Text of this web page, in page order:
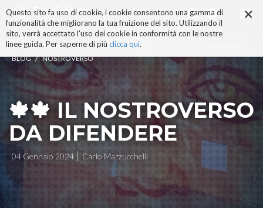
×
Questo sito fa uso di cookie, i cookie consentono una gamma di
funzionalità che migliorano la tua fruizione del sito. Utilizzando il
sito, verrà accettato l'uso dei cookie in conformità con le nostre
linee guida. Per saperne di più clicca qui.
ai
contenuti.
|
navigazione
BLOG / NOSTROVERSO
🍁🍁 IL NOSTROVERSO
DA DIFENDERE
04 Gennaio 2024 Carlo Mazzucchelli